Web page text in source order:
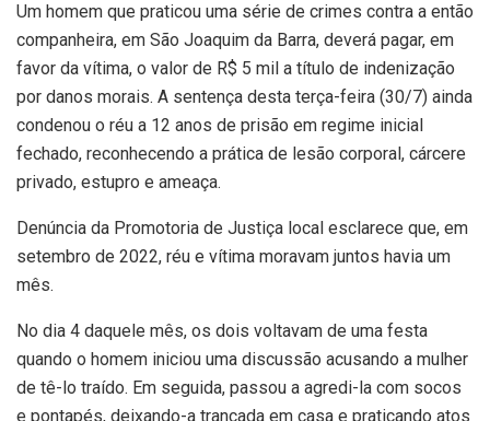
Um homem que praticou uma série de crimes contra a então
companheira, em São Joaquim da Barra, deverá pagar, em
favor da vítima, o valor de R$ 5 mil a título de indenização
por danos morais. A sentença desta terça-feira (30/7) ainda
condenou o réu a 12 anos de prisão em regime inicial
fechado, reconhecendo a prática de lesão corporal, cárcere
privado, estupro e ameaça.
Denúncia da Promotoria de Justiça local esclarece que, em
setembro de 2022, réu e vítima moravam juntos havia um
mês.
No dia 4 daquele mês, os dois voltavam de uma festa
quando o homem iniciou uma discussão acusando a mulher
de tê-lo traído. Em seguida, passou a agredi-la com socos
e pontapés, deixando-a trancada em casa e praticando atos